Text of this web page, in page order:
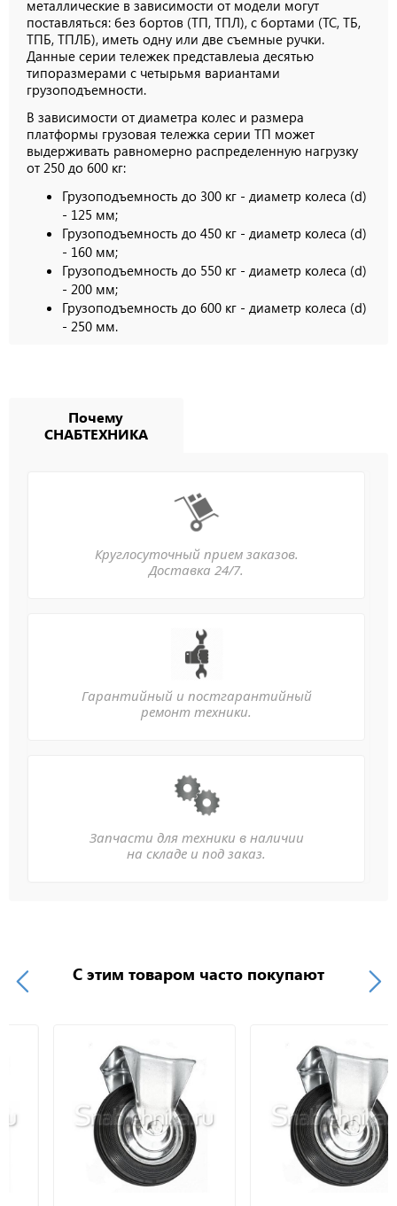
металлические в зависимости от модели могут
поставляться: без бортов (ТП, ТПЛ), с бортами (ТС, ТБ,
ТПБ, ТПЛБ), иметь одну или две съемные ручки.
Данные серии тележек представлеыа десятью
типоразмерами с четырьмя вариантами
грузоподъемности.
В зависимости от диаметра колес и размера
платформы грузовая тележка серии ТП может
выдерживать равномерно распределенную нагрузку
от 250 до 600 кг:
Грузоподъемность до 300 кг - диаметр колеса (d)
- 125 мм;
Грузоподъемность до 450 кг - диаметр колеса (d)
- 160 мм;
Грузоподъемность до 550 кг - диаметр колеса (d)
- 200 мм;
Грузоподъемность до 600 кг - диаметр колеса (d)
- 250 мм.
Почему
СНАБТЕХНИКА
Круглосуточный прием заказов.
Доставка 24/7.
Гарантийный и постгарантийный
ремонт техники.
Запчасти для техники в наличии
на складе и под заказ.
С этим товаром часто покупают